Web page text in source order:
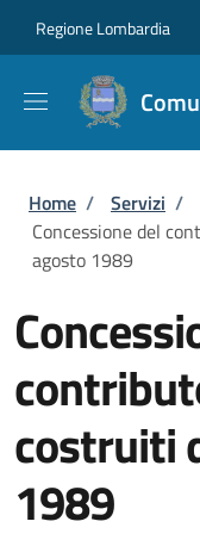
Regione Lombardia
Briciole di
Home / Servizi /
Concessione del
agosto 1989
costruiti
1989